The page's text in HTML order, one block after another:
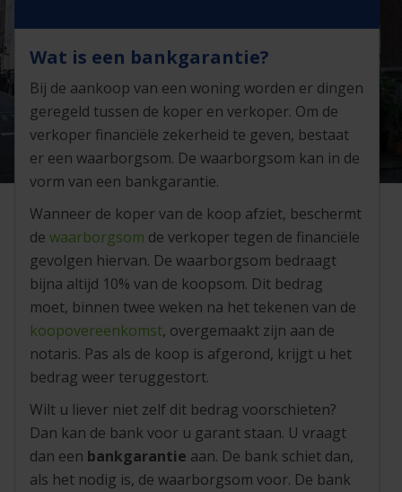
Wat is een bankgarantie?
Bij de aankoop van een woning worden er dingen
geregeld tussen de koper en verkoper. Om de
verkoper financiële zekerheid te geven, bestaat
er een waarborgsom. De waarborgsom kan in de
vorm van een bankgarantie.
Wanneer de koper van de koop afziet, beschermt
de waarborgsom de verkoper tegen de financiële
gevolgen hiervan. De waarborgsom bedraagt
bijna altijd 10% van de koopsom. Dit bedrag
moet, binnen twee weken na het tekenen van de
koopovereenkomst, overgemaakt zijn aan de
notaris. Pas als de koop is afgerond, krijgt u het
bedrag weer teruggestort.
Wilt u liever niet zelf dit bedrag voorschieten?
Dan kan de bank voor u garant staan. U vraagt
dan een bankgarantie aan. De bank schiet dan,
als het nodig is, de waarborgsom voor. De bank